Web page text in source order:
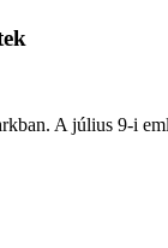
A július 9-i